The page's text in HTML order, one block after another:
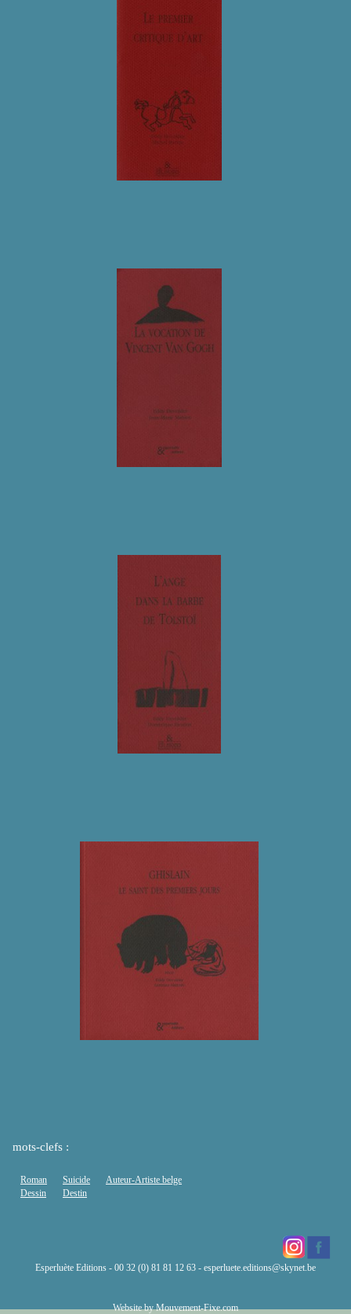
mots-clefs :
Roman
Dessin
Suicide
Destin
Auteur-Artiste belge
Esperluète Editions - 00 32 (0) 81 81 12 63 - esperluete.editions@skynet.be
Website byMouvement-Fixe.com